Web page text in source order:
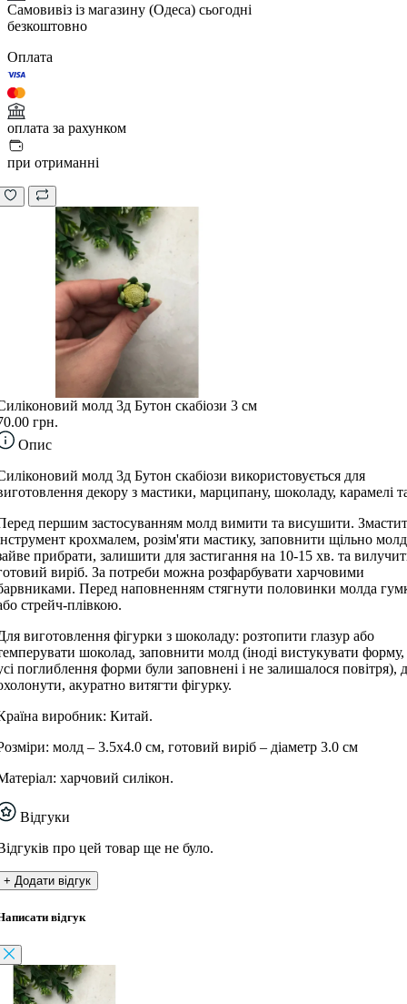
Самовивіз із магазину (Одеса) сьогодні
безкоштовно
Оплата
оплата за рахунком
при отриманні
молд 3д Бутон скабіози 3 см
грн.
Опис
молд 3д Бутон скабіози використовується для
декору з мастики, марципану, шоколаду, карамелі
першим застосуванням молд вимити та висушити.
крохмалем, розім'яти мастику, заповнити щільно
прибрати, залишити для застигання на 10-15 хв. та
виріб. За потреби можна розфарбувати харчовими
Перед наповненням стягнути половинки молда
стрейч-плівкою.
виготовлення фігурки з шоколаду: розтопити глазур або
шоколад, заповнити молд (іноді вистукувати
поглиблення форми були заповнені і не залишалося повітря),
акуратно витягти фігурку.
виробник: Китай.
молд – 3.5х4.0 см, готовий виріб – діаметр 3.0 см
харчовий силікон.
Відгуки
про цей товар ще не було.
+ Додати відгук
відгук